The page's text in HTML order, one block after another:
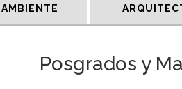
AMBIENTE
Posgrados y